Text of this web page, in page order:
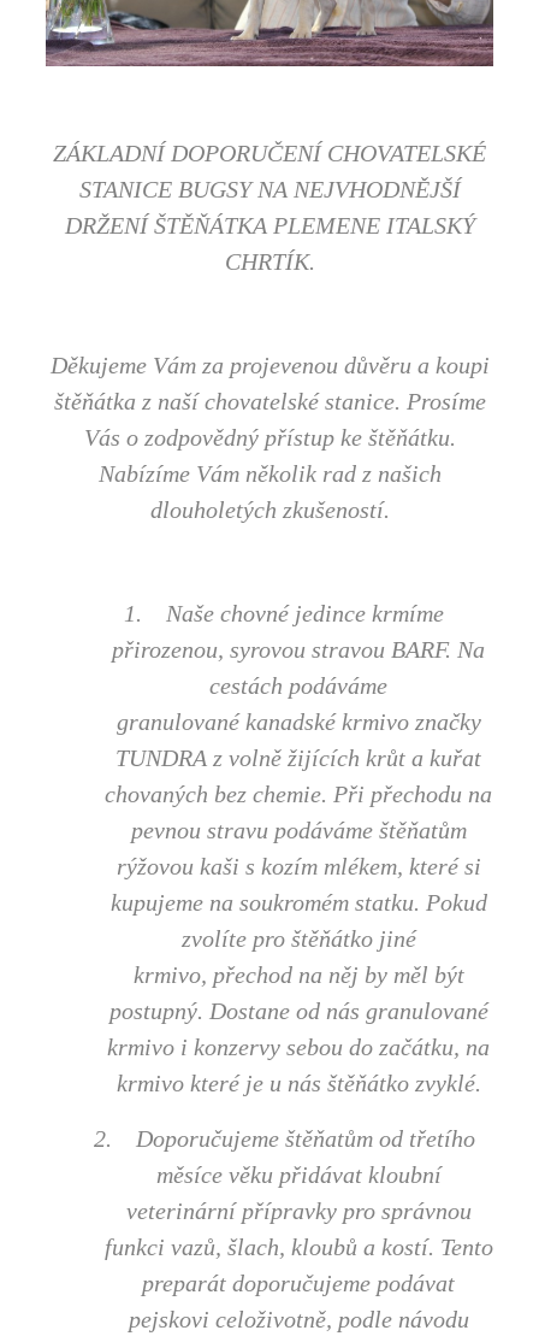
ZÁKLADNÍ DOPORUČENÍ CHOVATELSKÉ
STANICE BUGSY NA NEJVHODNĚJŠÍ
DRŽENÍ ŠTĚŇÁTKA PLEMENE ITALSKÝ
CHRTÍK.
Děkujeme Vám za projevenou důvěru a koupi
štěňátka z naší chovatelské stanice. Prosíme
Vás o zodpovědný přístup ke štěňátku.
Nabízíme Vám několik rad z našich
dlouholetých zkušeností.
1.
Naše chovné jedince krmíme
přirozenou, syrovou stravou BARF. Na
cestách podáváme
granulované kanadské krmivo značky
TUNDRA z volně žijících krůt a kuřat
chovaných bez chemie. Při přechodu na
pevnou stravu podáváme štěňatům
rýžovou kaši s kozím mlékem, které si
kupujeme na soukromém statku. Pokud
zvolíte pro štěňátko jiné
krmivo, přechod na něj by měl být
postupný. Dostane od nás granulované
krmivo i konzervy sebou do začátku, na
krmivo které je u nás štěňátko zvyklé.
2.
Doporučujeme štěňatům od třetího
měsíce věku přidávat kloubní
veterinární přípravky pro správnou
funkci vazů, šlach, kloubů a kostí. Tento
preparát doporučujeme podávat
pejskovi celoživotně, podle návodu